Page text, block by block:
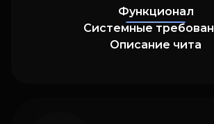
Функционал
Системные
Описание чита